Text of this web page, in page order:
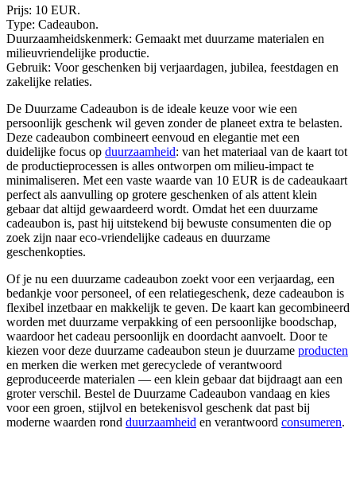
Prijs: 10 EUR.
Type: Cadeaubon.
Duurzaamheidskenmerk: Gemaakt met duurzame materialen en
milieuvriendelijke productie.
Gebruik: Voor geschenken bij verjaardagen, jubilea, feestdagen en
zakelijke relaties.
De Duurzame Cadeaubon is de ideale keuze voor wie een
persoonlijk geschenk wil geven zonder de planeet extra te belasten.
Deze cadeaubon combineert eenvoud en elegantie met een
duidelijke focus op duurzaamheid: van het materiaal van de kaart tot
de productieprocessen is alles ontworpen om milieu-impact te
minimaliseren. Met een vaste waarde van 10 EUR is de cadeaukaart
perfect als aanvulling op grotere geschenken of als attent klein
gebaar dat altijd gewaardeerd wordt. Omdat het een duurzame
cadeaubon is, past hij uitstekend bij bewuste consumenten die op
zoek zijn naar eco-vriendelijke cadeaus en duurzame
geschenkopties.
Of je nu een duurzame cadeaubon zoekt voor een verjaardag, een
bedankje voor personeel, of een relatiegeschenk, deze cadeaubon is
flexibel inzetbaar en makkelijk te geven. De kaart kan gecombineerd
worden met duurzame verpakking of een persoonlijke boodschap,
waardoor het cadeau persoonlijk en doordacht aanvoelt. Door te
kiezen voor deze duurzame cadeaubon steun je duurzame producten
en merken die werken met gerecyclede of verantwoord
geproduceerde materialen — een klein gebaar dat bijdraagt aan een
groter verschil. Bestel de Duurzame Cadeaubon vandaag en kies
voor een groen, stijlvol en betekenisvol geschenk dat past bij
moderne waarden rond duurzaamheid en verantwoord consumeren.